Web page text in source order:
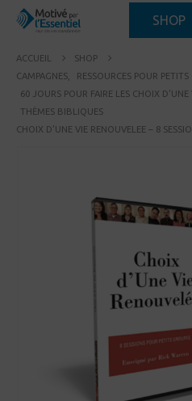
SHOP
ACCUEIL
SHOP
CAMPAGNES
RESSOURCES POUR PETITS
60 JOURS POUR FAIRE LES CHOIX D'UNE
THÈMES BIBLIQUES
CHOIX D’UNE VIE RENOUVELEE – 8